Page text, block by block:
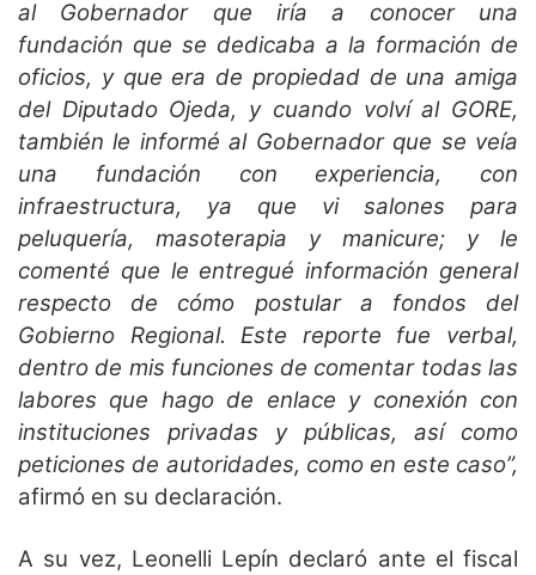
al Gobernador que iría a conocer una
fundación que se dedicaba a la formación de
oficios, y que era de propiedad de una amiga
del Diputado Ojeda, y cuando volví al GORE,
también le informé al Gobernador que se veía
una fundación con experiencia, con
infraestructura, ya que vi salones para
peluquería, masoterapia y manicure; y le
comenté que le entregué información general
respecto de cómo postular a fondos del
Gobierno Regional. Este reporte fue verbal,
dentro de mis funciones de comentar todas las
labores que hago de enlace y conexión con
instituciones privadas y públicas, así como
peticiones de autoridades, como en este caso”,
afirmó en su declaración.
A su vez, Leonelli Lepín declaró ante el fiscal